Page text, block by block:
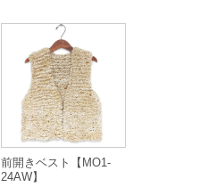
前開きベスト【MO1-
24AW】